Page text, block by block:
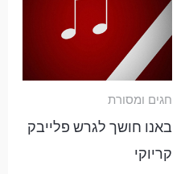
חגים ומסורת
באנו חושך לגרש פלייבק
קריוקי